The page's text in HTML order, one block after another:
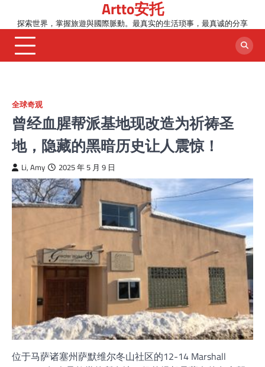
content
Artto安托
探索世界，掌握旅遊與國際脈動。最真实的生活琐事，最真诚的分享
全球奇观
曾经血腥帮派基地现改造为祈祷圣
地，隐藏的黑暗历史让人震惊！
Li, Amy 2025 年 5 月 9 日
位于马萨诸塞州萨默维尔冬山社区的12-14 Marshall